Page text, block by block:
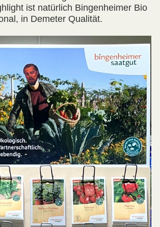
ist natürlich Bingenheimer Bio
in Demeter Qualität.